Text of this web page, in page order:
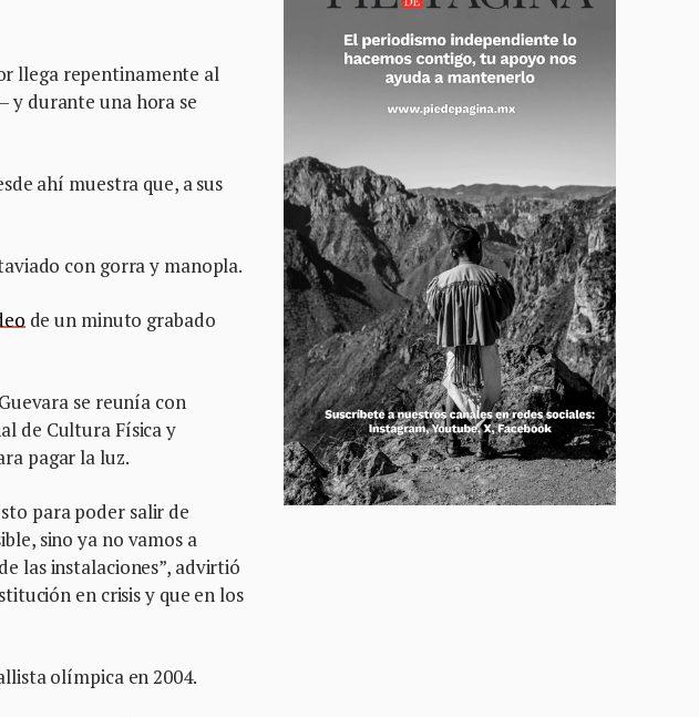
llega repentinamente al
y durante una hora se
ahí muestra que, a sus
con gorra y manopla.
de un minuto grabado
se reunía con
de Cultura Física y
pagar la luz.
para poder salir de
sino ya no vamos a
las instalaciones”, advirtió
en crisis y que en los
olímpica en 2004.